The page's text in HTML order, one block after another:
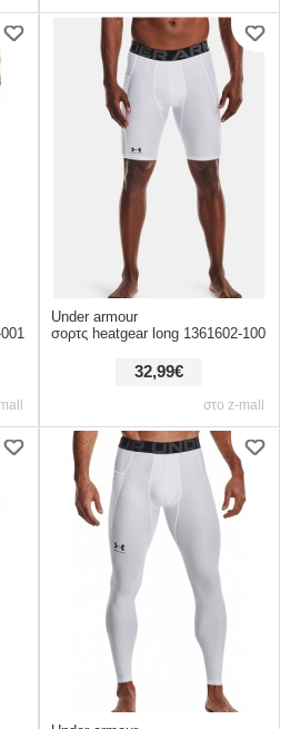
στο z-mall
Under armour
σορτς heatgear long 1361602-100
32,99€